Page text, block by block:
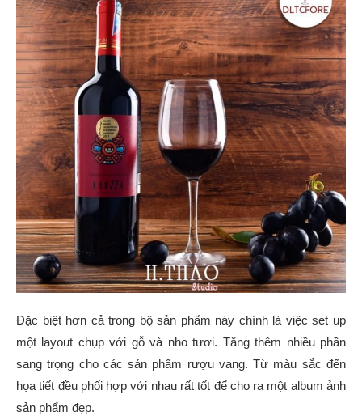
Đặc biệt hơn cả trong bộ sản phẩm này chính là việc set up
một layout chụp với gỗ và nho tươi. Tăng thêm nhiều phần
sang trọng cho các sản phẩm rượu vang. Từ màu sắc đến
họa tiết đều phối hợp với nhau rất tốt để cho ra một album ảnh
sản phẩm đẹp.